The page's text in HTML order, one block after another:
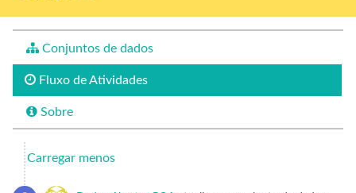
Conjuntos de dados
Fluxo de Atividades
Sobre
Carregar menos